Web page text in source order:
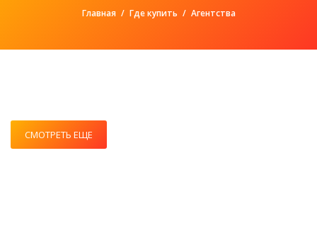
Главная Где купить Агентства
СМОТРЕТЬ ЕЩЕ